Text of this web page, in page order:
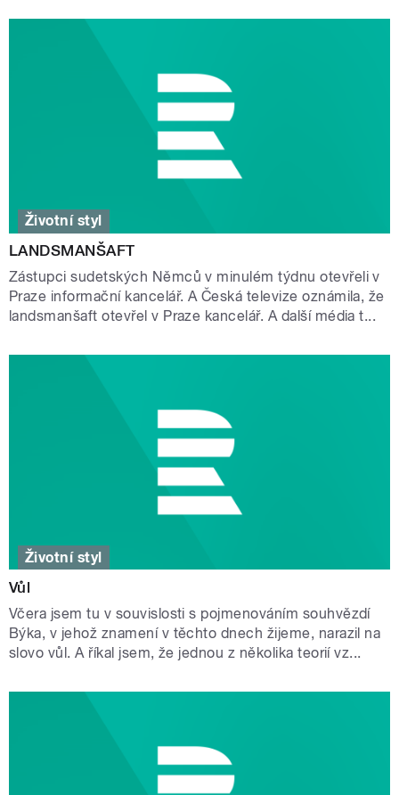
Životní styl
LANDSMANŠAFT
Zástupci sudetských Němců v minulém týdnu otevřeli v
Praze informační kancelář. A Česká televize oznámila, že
landsmanšaft otevřel v Praze kancelář. A další média t...
Životní styl
Vůl
Včera jsem tu v souvislosti s pojmenováním souhvězdí
Býka, v jehož znamení v těchto dnech žijeme, narazil na
slovo vůl. A říkal jsem, že jednou z několika teorií vz...